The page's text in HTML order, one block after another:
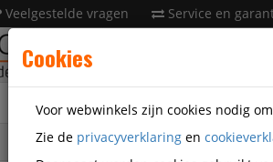
Veelgestelde vragen Service en
Q531701
Cookies
Voor webwinkels zijn cookies nodig
Zie de privacyverklaring en